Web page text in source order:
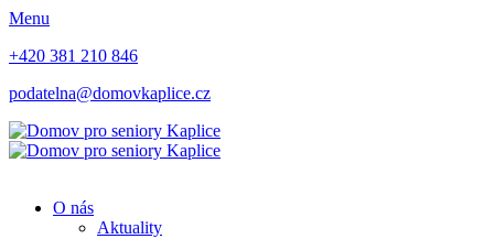
Menu
+420 381 210 846
podatelna@domovkaplice.cz
O nás
Aktuality